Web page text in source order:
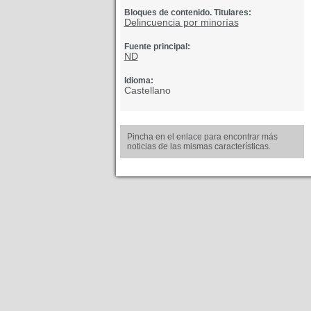
Bloques de contenido. Titulares:
Delincuencia por minorías
Fuente principal:
ND
Idioma:
Castellano
Pincha en el enlace para encontrar más
noticias de las mismas características.